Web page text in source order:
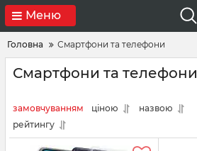
Меню
Головна Смартфони та телефони
Смартфони та телефони
замовчуванням ціною
назвою
рейтингу